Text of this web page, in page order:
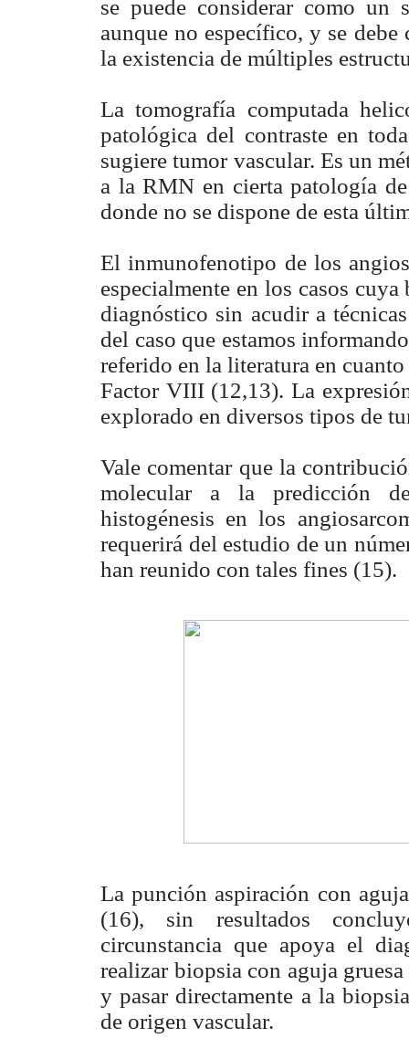
se puede considerar como un
aunque no específico, y se
la existencia de múltiples
La tomografía computada
patológica del contraste en
sugiere tumor vascular. Es un
a la RMN en cierta patología
donde no se dispone de esta
El inmunofenotipo de los
especialmente en los casos
diagnóstico sin acudir a
del caso que estamos
referido en la literatura en
Factor VIII (12,13). La
explorado en diversos tipos de
Vale comentar que la
molecular a la predicción
histogénesis en los
requerirá del estudio de un
han reunido con tales fines (15).
La punción aspiración con
(16), sin resultados
circunstancia que apoya el
realizar biopsia con aguja
y pasar directamente a la
de origen vascular.